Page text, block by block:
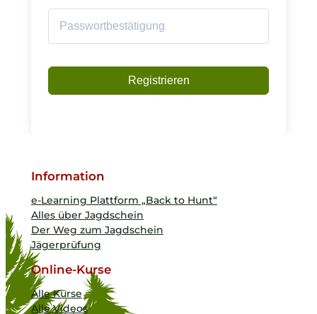
Registrieren
Information
e-Learning Plattform „Back to Hunt“
Alles über Jagdschein
Der Weg zum Jagdschein
Jägerprüfung
Online-Kurse
Alle Kurse
Alle Videos